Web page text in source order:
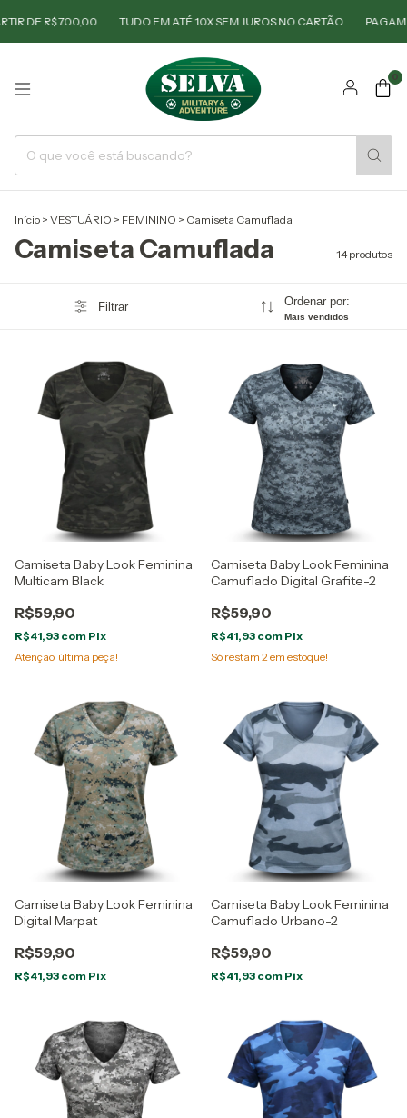
R$ 700,00 TUDO EM ATÉ 10X SEM JUROS NO CARTÃO PAGAMENTO
0
Início > VESTUÁRIO > FEMININO > Camiseta Camuflada
Camiseta Camuflada 14 produtos
Filtrar Ordenar por:
Mais vendidos
Camiseta Baby Look Feminina
Multicam Black
R$59,90
R$41,93 com Pix
Atenção, última peça!
Camiseta Baby Look Feminina
Camuflado Digital Grafite-2
R$59,90
R$41,93 com Pix
Só restam 2em estoque!
Camiseta Baby Look Feminina
Digital Marpat
R$59,90
R$41,93 com Pix
Camiseta Baby Look Feminina
Camuflado Urbano-2
R$59,90
R$41,93 com Pix